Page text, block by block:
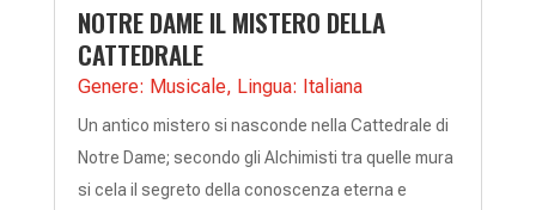
NOTRE DAME IL MISTERO DELLA
CATTEDRALE
Genere: Musicale, Lingua: Italiana
Un antico mistero si nasconde nella Cattedrale di
Notre Dame; secondo gli Alchimisti tra quelle mura
si cela il segreto della conoscenza eterna e